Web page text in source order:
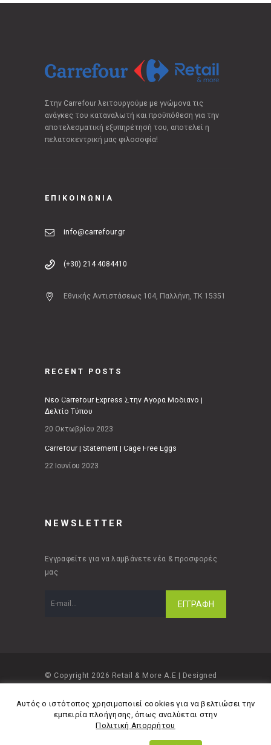
Στην Carrefour λειτουργούμε με γνώμονα τις
ανάγκες του καταναλωτή και προϋπόθεση για την
αποτελεσματική εξυπηρέτησή του, αποτελεί η
πελατοκεντρική μας φιλοσοφία!
ΕΠΙΚΟΙΝΩΝΙΑ
info@carrefour.gr
(+30) 214 4084410
Εθνικής Αντιστάσεως 104, Παλλήνη, ΤΚ 15351
RECENT POSTS
Νέο Carrefour Express Στην Αγορά Μοδιάνο |
Δελτίο Τύπου
20 Οκτωβρίου 2023
Carrefour | Statement | Cage Free Eggs
22 Ιουνίου 2023
NEWSLETTER
Εγγραφείτε για να λαμβάνετε νέα & προσφορές
μας
© Copyright 2026 Retail & More A.E | Designed
Αυτός ο ιστότοπος χρησιμοποιεί cookies για να βελτιώσει την
εμπειρία πλοήγησης, όπως αναλύεται στην
Πολιτική Απορρήτου